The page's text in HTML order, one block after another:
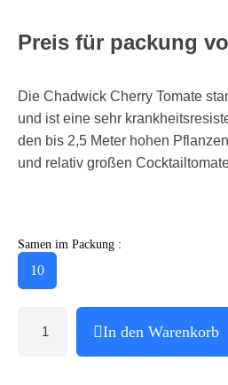
Preis für packung
Die Chadwick Cherry Tomate
und ist eine sehr
den bis 2,5 Meter hohen
und relativ großen
Samen im Packung :
10
In den Warenkorb